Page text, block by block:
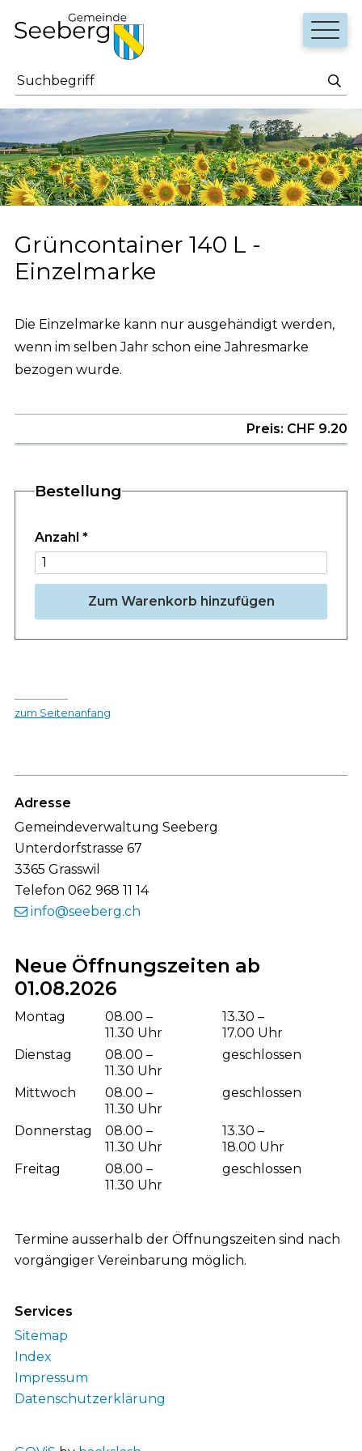
Navigieren in Seeberg
Schnellnavigation
Suchbegriff
Grüncontainer 140 L -
Einzelmarke
Die Einzelmarke kann nur ausgehändigt werden,
wenn im selben Jahr schon eine Jahresmarke
bezogen wurde.
Preis: CHF 9.20
Bestellung
Anzahl *
Zum Warenkorb hinzufügen
zum Seitenanfang
Adresse
Gemeindeverwaltung Seeberg
Unterdorfstrasse 67
3365 Grasswil
Telefon 062 968 11 14
info@seeberg.ch
Neue Öffnungszeiten ab
01.08.2026
Wochentag Öffnungszeiten Vormittag
Montag
08.00 –
11.30 Uhr
13.30 –
17.00 Uhr
Dienstag
08.00 –
11.30 Uhr
geschlossen
Mittwoch
08.00 –
11.30 Uhr
geschlossen
Donnerstag
08.00 –
11.30 Uhr
13.30 –
18.00 Uhr
Freitag
08.00 –
11.30 Uhr
geschlossen
Termine ausserhalb der Öffnungszeiten sind nach
vorgängiger Vereinbarung möglich.
Services
Sitemap
Index
Impressum
Datenschutzerklärung